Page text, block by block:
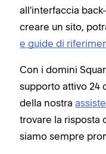
all'interfaccia
creare un sito,
e guide di
Con i domini
supporto attivo 24
della nostra
trovare la risposta
siamo sempre